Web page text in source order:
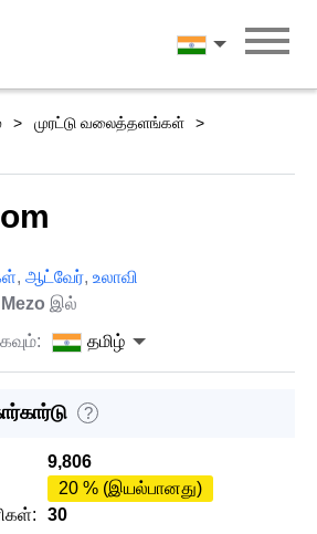
தமிழ்
முரட்டு வலைத்தளங்கள்
, ஆட்வேர், உலாவி
Mezo இல்
தமிழ்
?
9,806
20 % (இயல்பானது)
30